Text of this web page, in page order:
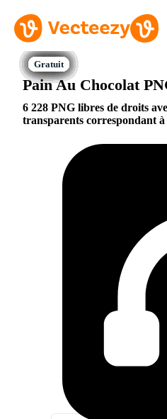
Pain Au Chocolat
6 228 PNG libres de droits
transparents correspondant à